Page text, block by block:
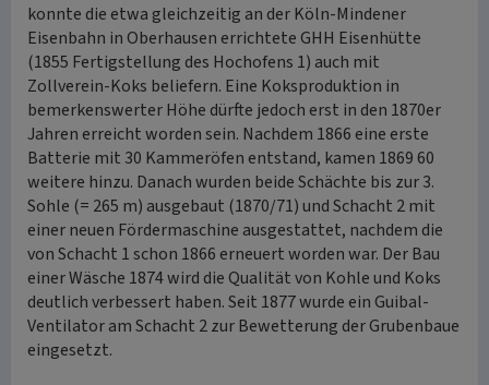
konnte die etwa gleichzeitig an der Köln-Mindener
Eisenbahn in Oberhausen errichtete GHH Eisenhütte
(1855 Fertigstellung des Hochofens 1) auch mit
Zollverein-Koks beliefern. Eine Koksproduktion in
bemerkenswerter Höhe dürfte jedoch erst in den 1870er
Jahren erreicht worden sein. Nachdem 1866 eine erste
Batterie mit 30 Kammeröfen entstand, kamen 1869 60
weitere hinzu. Danach wurden beide Schächte bis zur 3.
Sohle (= 265 m) ausgebaut (1870/71) und Schacht 2 mit
einer neuen Fördermaschine ausgestattet, nachdem die
von Schacht 1 schon 1866 erneuert worden war. Der Bau
einer Wäsche 1874 wird die Qualität von Kohle und Koks
deutlich verbessert haben. Seit 1877 wurde ein Guibal-
Ventilator am Schacht 2 zur Bewetterung der Grubenbaue
eingesetzt.